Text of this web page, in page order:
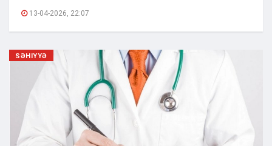
13-04-2026, 22:07
SƏHIYYƏ